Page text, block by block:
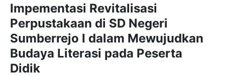
Impementasi Revitalisasi
Perpustakaan di SD Negeri
Sumberrejo I dalam Mewujudkan
Budaya Literasi pada Peserta
Didik